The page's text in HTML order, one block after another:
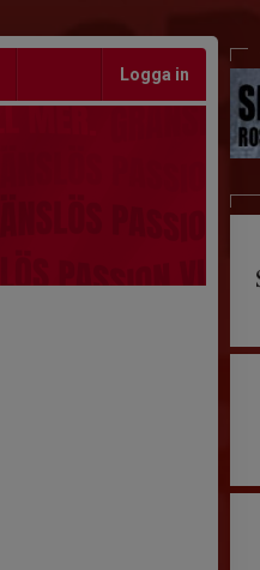
Logga in